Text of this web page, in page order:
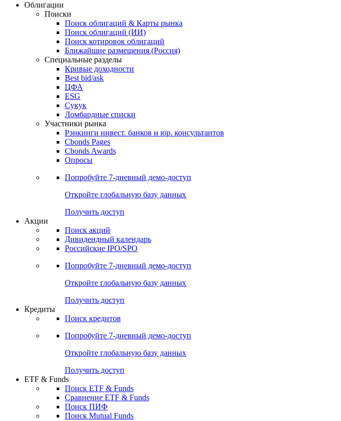
Облигации
Поиски
Поиск облигаций & Карты рынка
Поиск облигаций (ИИ)
Поиск котировок облигаций
Ближайшие размещения (Россия)
Специальные разделы
Кривые доходности
Best bid/ask
ЦФА
ESG
Сукук
Ломбардные списки
Участники рынка
Рэнкинги инвест. банков и юр. консультантов
Cbonds Pages
Cbonds Awards
Опросы
Попробуйте 7-дневный демо-доступ
Откройте глобальную базу данных
Получить доступ
Акции
Поиск акций
Дивидендный календарь
Российские IPO/SPO
Попробуйте 7-дневный демо-доступ
Откройте глобальную базу данных
Получить доступ
Кредиты
Поиск кредитов
Попробуйте 7-дневный демо-доступ
Откройте глобальную базу данных
Получить доступ
ETF & Funds
Поиск ETF & Funds
Сравнение ETF & Funds
Поиск ПИФ
Поиск Mutual Funds